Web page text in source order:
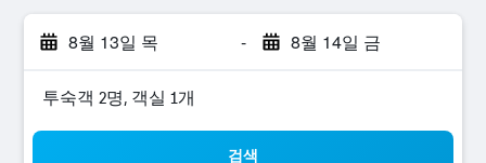
8월 13일 목 - 8월 14일 금
​투숙객 2​명, ​객실 1개
검색